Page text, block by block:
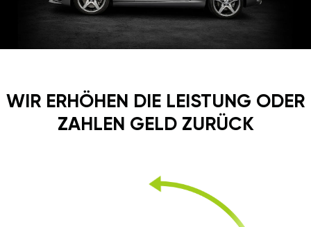
WIR ERHÖHEN DIE LEISTUNG ODER
ZAHLEN GELD ZURÜCK